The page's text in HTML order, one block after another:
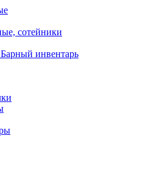
сотейники
Барный инвентарь